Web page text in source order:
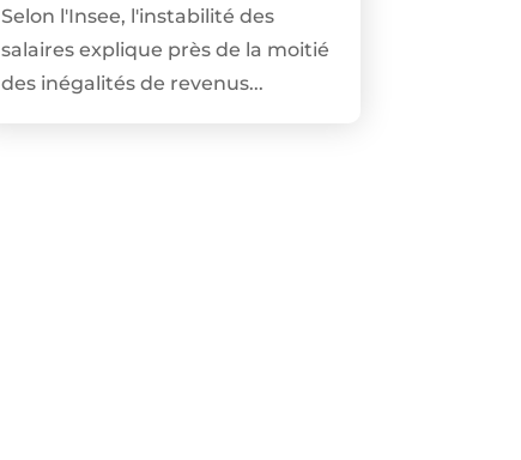
Selon l'Insee, l'instabilité des
salaires explique près de la moitié
des inégalités de revenus...